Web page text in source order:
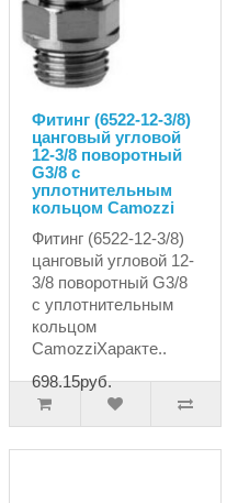
Фитинг (6522-12-3/8)
цанговый угловой
12-3/8 поворотный
G3/8 с
уплотнительным
кольцом Camozzi
Фитинг (6522-12-3/8)
цанговый угловой 12-
3/8 поворотный G3/8
с уплотнительным
кольцом
CamozziХаракте..
698.15руб.